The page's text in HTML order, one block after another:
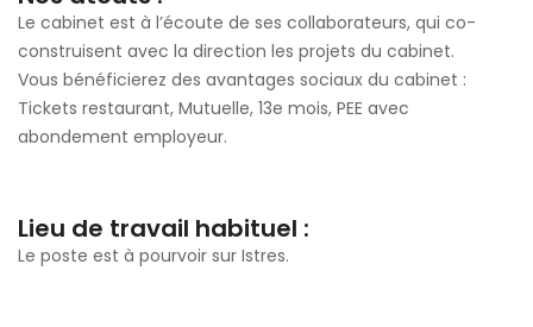
Le cabinet est à l’écoute de ses collaborateurs, qui co-
construisent avec la direction les projets du cabinet.
Vous bénéficierez des avantages sociaux du cabinet :
Tickets restaurant, Mutuelle, 13e mois, PEE avec
abondement employeur.
Lieu de travail habituel :
Le poste est à pourvoir sur Istres.